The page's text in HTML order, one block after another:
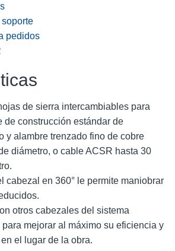
pedidos
de sierra intercambiables para
de construcción estándar de
y alambre trenzado fino de cobre
diámetro, o cable ACSR hasta 30
cabezal en 360° le permite maniobrar
otros cabezales del sistema
mejorar al máximo su eficiencia y
el lugar de la obra.